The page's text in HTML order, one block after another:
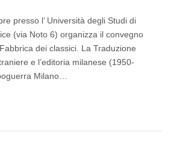
presso l’ Università degli Studi di
(via Noto 6) organizza il convegno
dei classici. La Traduzione
e l’editoria milanese (1950-
Milano…